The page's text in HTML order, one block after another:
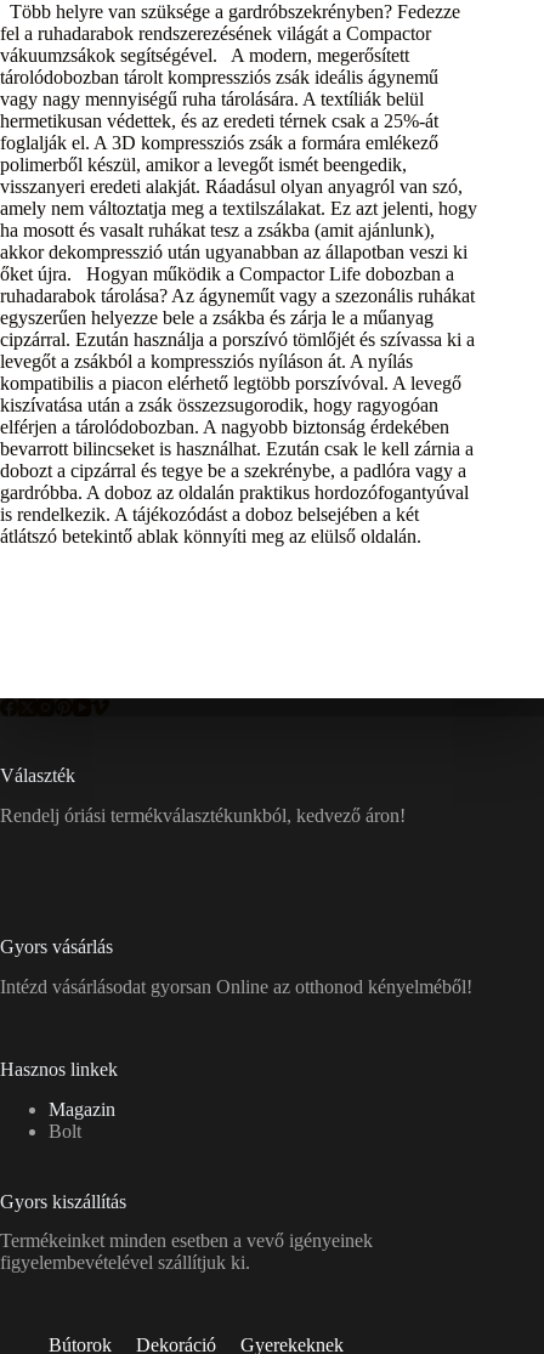
Több helyre van szüksége a gardróbszekrényben? Fedezze
fel a ruhadarabok rendszerezésének világát a Compactor
vákuumzsákok segítségével. A modern, megerősített
tárolódobozban tárolt kompressziós zsák ideális ágynemű
vagy nagy mennyiségű ruha tárolására. A textíliák belül
hermetikusan védettek, és az eredeti térnek csak a 25%-át
foglalják el. A 3D kompressziós zsák a formára emlékező
polimerből készül, amikor a levegőt ismét beengedik,
visszanyeri eredeti alakját. Ráadásul olyan anyagról van szó,
amely nem változtatja meg a textilszálakat. Ez azt jelenti, hogy
ha mosott és vasalt ruhákat tesz a zsákba (amit ajánlunk),
akkor dekompresszió után ugyanabban az állapotban veszi ki
őket újra. Hogyan működik a Compactor Life dobozban a
ruhadarabok tárolása? Az ágyneműt vagy a szezonális ruhákat
egyszerűen helyezze bele a zsákba és zárja le a műanyag
cipzárral. Ezután használja a porszívó tömlőjét és szívassa ki a
levegőt a zsákból a kompressziós nyíláson át. A nyílás
kompatibilis a piacon elérhető legtöbb porszívóval. A levegő
kiszívatása után a zsák összezsugorodik, hogy ragyogóan
elférjen a tárolódobozban. A nagyobb biztonság érdekében
bevarrott bilincseket is használhat. Ezután csak le kell zárnia a
dobozt a cipzárral és tegye be a szekrénybe, a padlóra vagy a
gardróbba. A doboz az oldalán praktikus hordozófogantyúval
is rendelkezik. A tájékozódást a doboz belsejében a két
átlátszó betekintő ablak könnyíti meg az elülső oldalán.
Választék
Rendelj óriási termékválasztékunkból, kedvező áron!
Gyors vásárlás
Intézd vásárlásodat gyorsan Online az otthonod kényelméből!
Hasznos linkek
Magazin
Bolt
Gyors kiszállítás
Termékeinket minden esetben a vevő igényeinek
figyelembevételével szállítjuk ki.
Bútorok Dekoráció Gyerekeknek